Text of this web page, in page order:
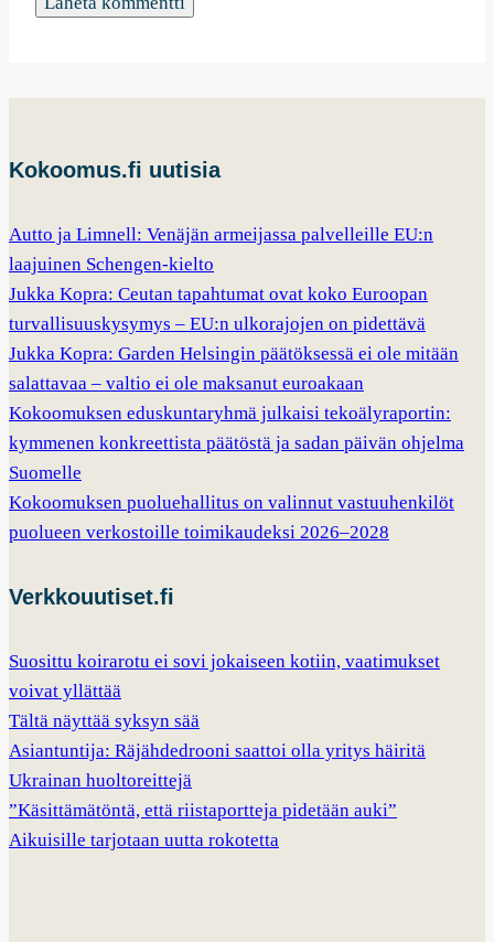
Kokoomus.fi uutisia
Autto ja Limnell: Venäjän armeijassa palvelleille EU:n
laajuinen Schengen-kielto
Jukka Kopra: Ceutan tapahtumat ovat koko Euroopan
turvallisuuskysymys – EU:n ulkorajojen on pidettävä
Jukka Kopra: Garden Helsingin päätöksessä ei ole mitään
salattavaa – valtio ei ole maksanut euroakaan
Kokoomuksen eduskuntaryhmä julkaisi tekoälyraportin:
kymmenen konkreettista päätöstä ja sadan päivän ohjelma
Suomelle
Kokoomuksen puoluehallitus on valinnut vastuuhenkilöt
puolueen verkostoille toimikaudeksi 2026–2028
Verkkouutiset.fi
Suosittu koirarotu ei sovi jokaiseen kotiin, vaatimukset
voivat yllättää
Tältä näyttää syksyn sää
Asiantuntija: Räjähdedrooni saattoi olla yritys häiritä
Ukrainan huoltoreittejä
”Käsittämätöntä, että riistaportteja pidetään auki”
Aikuisille tarjotaan uutta rokotetta